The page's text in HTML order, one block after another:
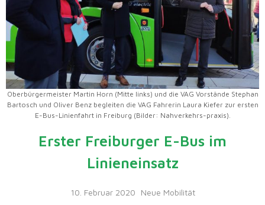
Oberbürgermeister Martin Horn (Mitte links) und die VAG Vorstände Stephan
Bartosch und Oliver Benz begleiten die VAG Fahrerin Laura Kiefer zur ersten
E-Bus-Linienfahrt in Freiburg (Bilder: Nahverkehrs-praxis).
Erster Freiburger E-Bus im
Linieneinsatz
10. Februar 2020 Neue Mobilität